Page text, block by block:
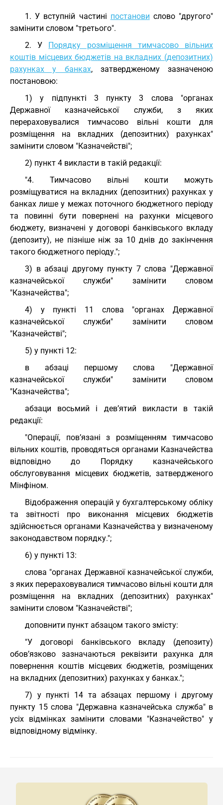
1. У вступній частині постанови слово "другого"
замінити словом "третього".
2. У Порядку розміщення тимчасово вільних
коштів місцевих бюджетів на вкладних (депозитних)
рахунках у банках, затвердженому зазначеною
постановою:
1) у підпункті 3 пункту 3 слова "органах
Державної казначейської служби, з яких
перераховувалися тимчасово вільні кошти для
розміщення на вкладних (депозитних) рахунках"
замінити словом "Казначействі";
2) пункт 4 викласти в такій редакції:
"4. Тимчасово вільні кошти можуть
розміщуватися на вкладних (депозитних) рахунках у
банках лише у межах поточного бюджетного періоду
та повинні бути повернені на рахунки місцевого
бюджету, визначені у договорі банківського вкладу
(депозиту), не пізніше ніж за 10 днів до закінчення
такого бюджетного періоду.";
3) в абзаці другому пункту 7 слова "Державної
казначейської служби" замінити словом
"Казначейства";
4) у пункті 11 слова "органах Державної
казначейської служби" замінити словом
"Казначействі";
5) у пункті 12:
в абзаці першому слова "Державної
казначейської служби" замінити словом
"Казначейства";
абзаци восьмий і дев’ятий викласти в такій
редакції:
"Операції, пов’язані з розміщенням тимчасово
вільних коштів, проводяться органами Казначейства
відповідно до Порядку казначейського
обслуговування місцевих бюджетів, затвердженого
Мінфіном.
Відображення операцій у бухгалтерському обліку
та звітності про виконання місцевих бюджетів
здійснюється органами Казначейства у визначеному
законодавством порядку.";
6) у пункті 13:
слова "органах Державної казначейської служби,
з яких перераховувалися тимчасово вільні кошти для
розміщення на вкладних (депозитних) рахунках"
замінити словом "Казначействі";
доповнити пункт абзацом такого змісту:
"У договорі банківського вкладу (депозиту)
обов’язково зазначаються реквізити рахунка для
повернення коштів місцевих бюджетів, розміщених
на вкладних (депозитних) рахунках у банках.";
7) у пункті 14 та абзацах першому і другому
пункту 15 слова "Державна казначейська служба" в
усіх відмінках замінити словами "Казначейство" у
відповідному відмінку.